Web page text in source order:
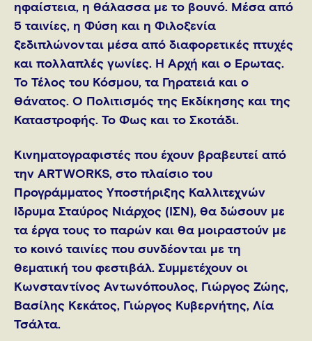
ηφαίστεια, η θάλασσα με το βουνό. Μέσα από
5 ταινίες, η Φύση και η Φιλοξενία
ξεδιπλώνονται μέσα από διαφορετικές πτυχές
και πολλαπλές γωνίες. Η Αρχή και ο Έρωτας.
Το Τέλος του Κόσμου, τα Γηρατειά και ο
Θάνατος. Ο Πολιτισμός της Εκδίκησης και της
Καταστροφής. Το Φως και το Σκοτάδι.
Κινηματογραφιστές που έχουν βραβευτεί από
την ARTWORKS, στο πλαίσιο του
Προγράμματος Υποστήριξης Καλλιτεχνών
Ίδρυμα Σταύρος Νιάρχος (ΙΣΝ), θα δώσουν με
τα έργα τους το παρών και θα μοιραστούν με
το κοινό ταινίες που συνδέονται με τη
θεματική του φεστιβάλ. Συμμετέχουν οι
Κωνσταντίνος Αντωνόπουλος, Γιώργος Ζώης,
Βασίλης Κεκάτος, Γιώργος Κυβερνήτης, Λία
Τσάλτα.